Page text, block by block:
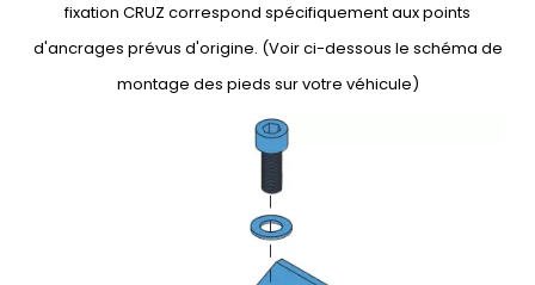
fixation CRUZ correspond spécifiquement aux points
d'ancrages prévus d'origine. (Voir ci-dessous le schéma de
montage des pieds sur votre véhicule)